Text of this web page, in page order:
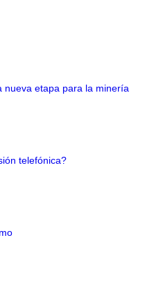
nueva etapa para la minería
telefónica?